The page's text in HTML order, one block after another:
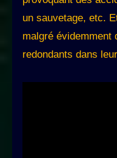
un sauvetage, etc.
malgré évidemment
redondants dans